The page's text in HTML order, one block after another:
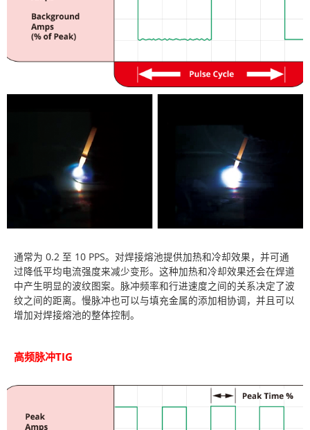
通常为 0.2 至 10 PPS。对焊接熔池提供加热和冷却效果，并可通
过降低平均电流强度来减少变形。这种加热和冷却效果还会在焊道
中产生明显的波纹图案。脉冲频率和行进速度之间的关系决定了波
纹之间的距离。慢脉冲也可以与填充金属的添加相协调，并且可以
增加对焊接熔池的整体控制。
高频脉冲TIG